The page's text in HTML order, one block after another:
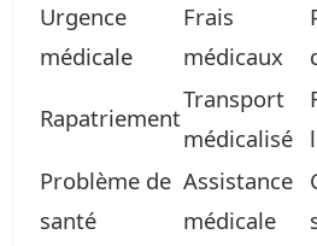
Urgence
médicale
Frais
médicaux
Rapatriement
Transport
médicalisé
Problème de
santé
Assistance
médicale